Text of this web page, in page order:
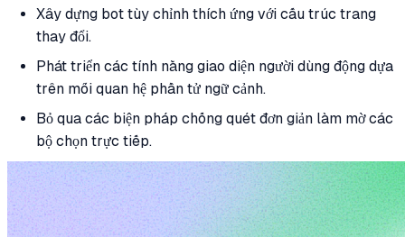
Xây dựng bot tùy chỉnh thích ứng với cấu trúc trang
thay đổi.
Phát triển các tính năng giao diện người dùng động dựa
trên mối quan hệ phần tử ngữ cảnh.
Bỏ qua các biện pháp chống quét đơn giản làm mờ các
bộ chọn trực tiếp.